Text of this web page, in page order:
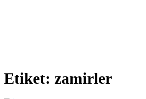
Etiket: zamirler